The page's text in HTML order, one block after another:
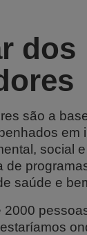
dos
são a
em
social
de
saúde e